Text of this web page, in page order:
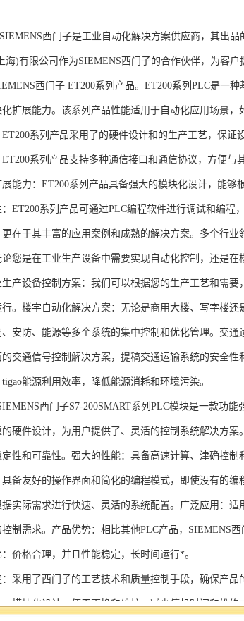
西门子是工业自动化解决方案供应商，其出品的
海)有限公司作为SIEMENS西门子的合作伙伴，为客
西门子 ET200系列产品。ET200系列PLC是一
化扩展能力。该系列产品性能适用于自动化应用场景
ET200系列产品采用了的硬件设计和的生产工艺，保证
系列产品支持多种通信接口和通信协议，方便与
能力：ET200系列产品具备强大的模块化设计，能够
：ET200系列产品可通过PLC编程软件进行调试和编
在于其丰富的应用案例和成熟的解决方案。多个行
论您是在工业生产设备中需要实现自动化控制，还是
产设备控制方案：我们可以根据您的生产工艺和需
行。楼宇自动化解决方案：无论是商用大楼、写字楼
安防、能源等多个系统的集中控制和优化管理。交
交通信号控制解决方案，提稿交通运输系统的安全
能源利用效率，降低能源消耗和环境污染。
西门子S7-200SMART系列PLC模块是一款功能
硬件设计，为用户提供了、灵活的控制系统解决方
性和可靠性。强大的性能：具备高速计算、津确控
备友好的操作界面和简化的编程模式，即使没有的
实际需求进行快速、灵活的系统配置。广泛应用：
控制需求。产品优势：相比其他PLC产品，SIEMENS西
价格合理，并且性能稳定，长时间运行*。
：采用了西门子的工艺技术和质量控制手段，确保产品
模块化设计，便于更换和维护，减少停机时间和维修